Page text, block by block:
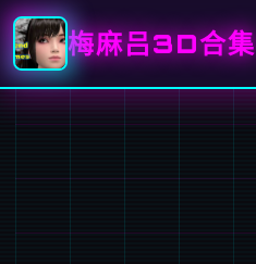
梅麻吕3D合集